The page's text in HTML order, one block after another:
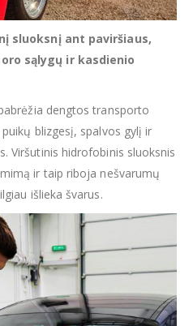
sluoksnį ant paviršiaus,
sąlygų ir kasdienio
dengtos transporto
blizgesį, spalvos gylį ir
Viršutinis hidrofobinis sluoksnis
ir taip riboja nešvarumų
išlieka švarus.